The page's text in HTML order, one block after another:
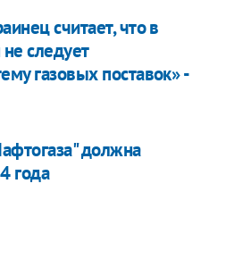
считает, что в
следует
газовых поставок» -
должна
года